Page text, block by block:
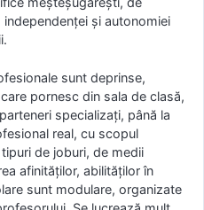
și autonomiei
sunt deprinse,
pornesc din sala de clasă,
specializați, până la
real, cu scopul
de joburi, de medii
afinităților, abilităților în
sunt modulare, organizate